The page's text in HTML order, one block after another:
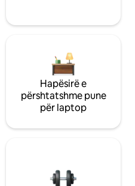
Hapësirë e
përshtatshme pune
për laptop